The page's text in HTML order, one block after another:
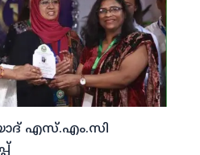
എസ്.എം.സി